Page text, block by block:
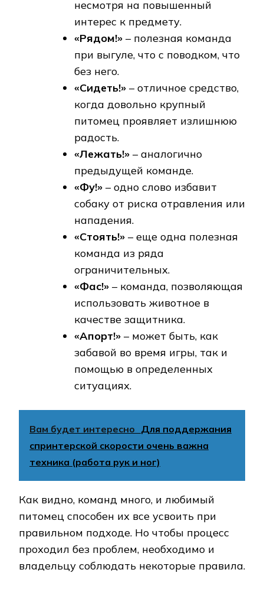
несмотря на повышенный
интерес к предмету.
«Рядом!» – полезная команда
при выгуле, что с поводком, что
без него.
«Сидеть!» – отличное средство,
когда довольно крупный
питомец проявляет излишнюю
радость.
«Лежать!» – аналогично
предыдущей команде.
«Фу!» – одно слово избавит
собаку от риска отравления или
нападения.
«Стоять!» – еще одна полезная
команда из ряда
ограничительных.
«Фас!» – команда, позволяющая
использовать животное в
качестве защитника.
«Апорт!» – может быть, как
забавой во время игры, так и
помощью в определенных
ситуациях.
Вам будет интересно Для поддержания
спринтерской скорости очень важна
техника (работа рук и ног)
Как видно, команд много, и любимый
питомец способен их все усвоить при
правильном подходе. Но чтобы процесс
проходил без проблем, необходимо и
владельцу соблюдать некоторые правила.